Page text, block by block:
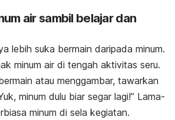
air sambil belajar dan
lebih suka bermain daripada minum.
minum air di tengah aktivitas seru.
atau menggambar, tawarkan
minum dulu biar segar lagi!” Lama-
minum di sela kegiatan.